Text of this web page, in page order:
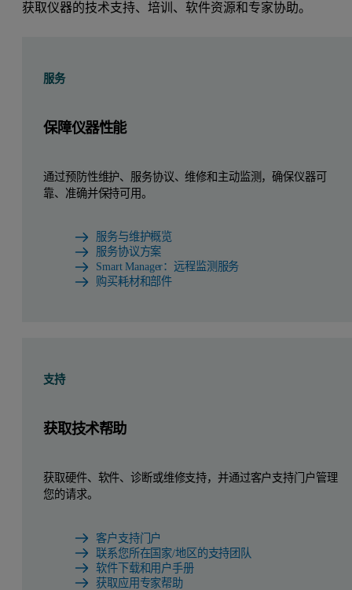
获取仪器的技术支持、培训、软件资源和专家协助。
服务
保障仪器性能
通过预防性维护、服务协议、维修和主动监测，确保仪器可
靠、准确并保持可用。
服务与维护概览
服务协议方案
Smart Manager：远程监测服务
购买耗材和部件
支持
获取技术帮助
获取硬件、软件、诊断或维修支持，并通过客户支持门户管理
您的请求。
客户支持门户
联系您所在国家/地区的支持团队
软件下载和用户手册
获取应用专家帮助